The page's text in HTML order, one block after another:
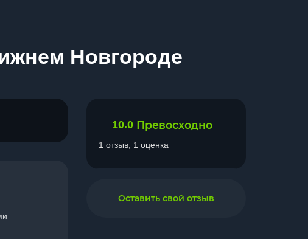
Новгороде
10.0 Превосходно
1 отзыв, 1 оценка
Оставить свой отзыв